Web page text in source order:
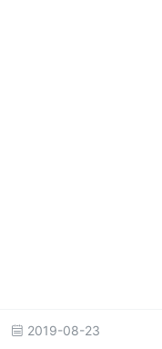
2019-08-23